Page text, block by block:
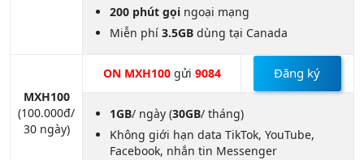
200 phút gọi ngoại mạng
Miễn phí 3.5GB dùng tại Canada
MXH100
(100.000đ/
30 ngày)
ON MXH100gửi 9084 Đăng ký
1GB/ ngày (30GB/ tháng)
Không giới hạn data TikTok, YouTube,
Facebook, nhắn tin Messenger